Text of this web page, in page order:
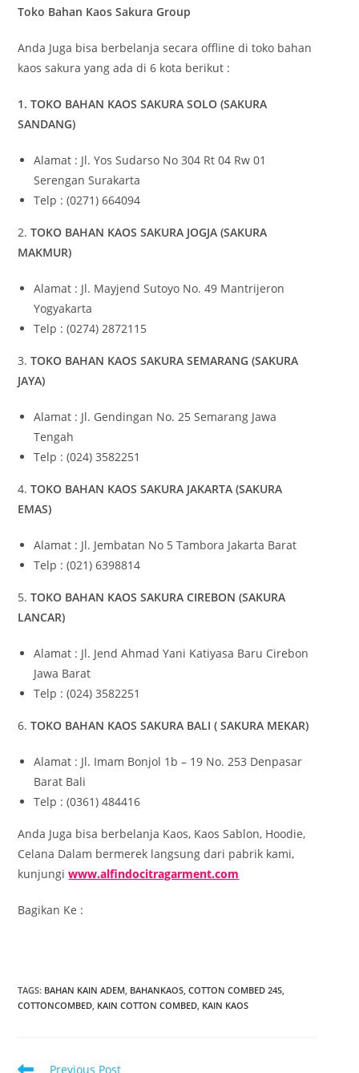
Toko Bahan Kaos Sakura Group
Anda Juga bisa berbelanja secara offline di toko bahan
kaos sakura yang ada di 6 kota berikut :
1. TOKO BAHAN KAOS SAKURA SOLO (SAKURA
SANDANG)
Alamat : Jl. Yos Sudarso No 304 Rt 04 Rw 01
Serengan Surakarta
Telp : (0271) 664094
2.TOKO BAHAN KAOS SAKURA JOGJA (SAKURA
MAKMUR)
Alamat : Jl. Mayjend Sutoyo No. 49 Mantrijeron
Yogyakarta
Telp : (0274) 2872115
3. TOKO BAHAN KAOS SAKURA SEMARANG (SAKURA
JAYA)
Alamat : Jl. Gendingan No. 25 Semarang Jawa
Tengah
Telp : (024) 3582251
4.TOKO BAHAN KAOS SAKURA JAKARTA (SAKURA
EMAS)
Alamat : Jl. Jembatan No 5 Tambora Jakarta Barat
Telp : (021) 6398814
5.TOKO BAHAN KAOS SAKURA CIREBON (SAKURA
LANCAR)
Alamat : Jl. Jend Ahmad Yani Katiyasa Baru Cirebon
Jawa Barat
Telp : (024) 3582251
6.TOKO BAHAN KAOS SAKURA BALI ( SAKURA MEKAR)
Alamat : Jl. Imam Bonjol 1b – 19 No. 253 Denpasar
Barat Bali
Telp : (0361) 484416
Anda Juga bisa berbelanja Kaos, Kaos Sablon, Hoodie,
Celana Dalam bermerek langsung dari pabrik kami,
kunjungiwww.alfindocitragarment.com
Bagikan Ke :
TAGS: BAHAN KAIN ADEM BAHANKAOS COTTON COMBED 24S
COTTONCOMBED KAIN COTTON COMBED KAIN KAOS
Previous Post